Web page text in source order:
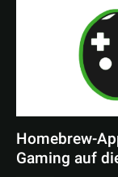
Homebrew-
Gaming auf